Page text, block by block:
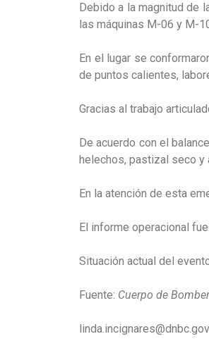
Debido a la magnitud de
las máquinas M-06 y M-
En el lugar se
de puntos calientes,
Gracias al trabajo
De acuerdo con el
helechos, pastizal seco y
En la atención de esta
El informe operacional
Situación actual del
Fuente: Cuerpo de